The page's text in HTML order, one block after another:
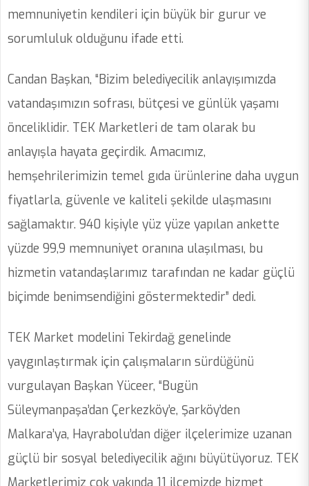
memnuniyetin kendileri için büyük bir gurur ve
sorumluluk olduğunu ifade etti.
Candan Başkan, “Bizim belediyecilik anlayışımızda
vatandaşımızın sofrası, bütçesi ve günlük yaşamı
önceliklidir. TEK Marketleri de tam olarak bu
anlayışla hayata geçirdik. Amacımız,
hemşehrilerimizin temel gıda ürünlerine daha uygun
fiyatlarla, güvenle ve kaliteli şekilde ulaşmasını
sağlamaktır. 940 kişiyle yüz yüze yapılan ankette
yüzde 99,9 memnuniyet oranına ulaşılması, bu
hizmetin vatandaşlarımız tarafından ne kadar güçlü
biçimde benimsendiğini göstermektedir” dedi.
TEK Market modelini Tekirdağ genelinde
yaygınlaştırmak için çalışmaların sürdüğünü
vurgulayan Başkan Yüceer, “Bugün
Süleymanpaşa’dan Çerkezköy’e, Şarköy’den
Malkara’ya, Hayrabolu’dan diğer ilçelerimize uzanan
güçlü bir sosyal belediyecilik ağını büyütüyoruz. TEK